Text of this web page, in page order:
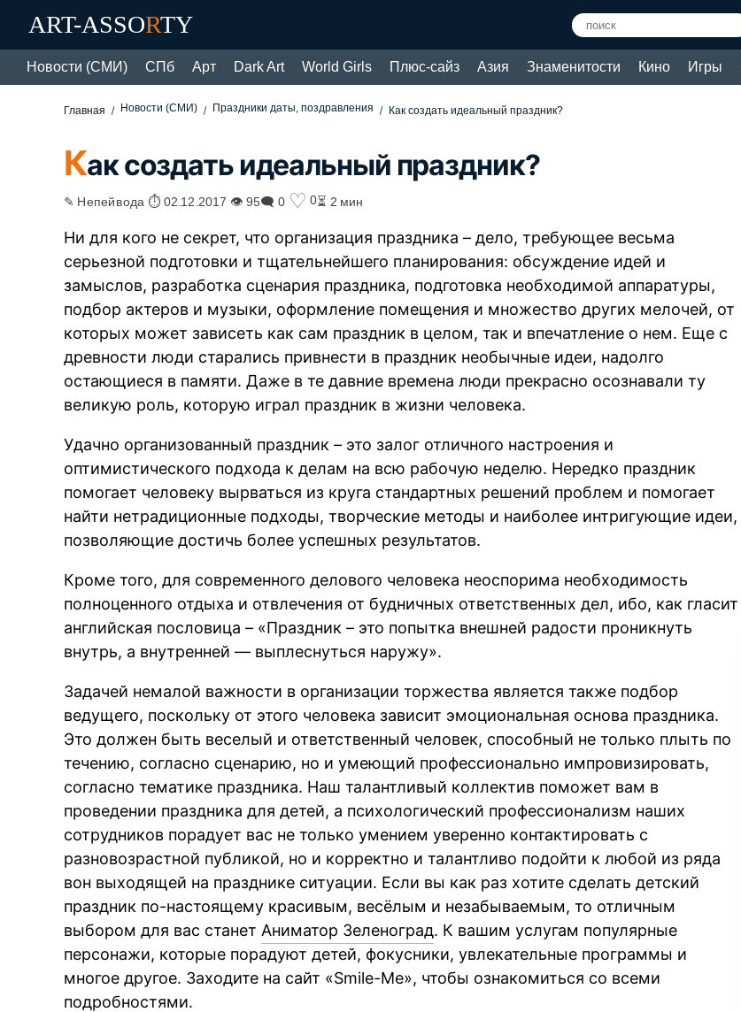
ART-ASSORTY
Новости (СМИ) СПб Арт Dark Art World Girls Плюс-сайз Азия Знаменитости Кино Игры
Главная Новости (СМИ) Праздники даты, поздравления Как создать идеальный праздник?
Как создать идеальный праздник?
✎ Непейвода ⏱ 02.12.2017 👁 95🗨 0 ♡ 0⏳ 2 мин
Ни для кого не секрет, что организация праздника – дело, требующее весьма
серьезной подготовки и тщательнейшего планирования: обсуждение идей и
замыслов, разработка сценария праздника, подготовка необходимой аппаратуры,
подбор актеров и музыки, оформление помещения и множество других мелочей, от
которых может зависеть как сам праздник в целом, так и впечатление о нем. Еще с
древности люди старались привнести в праздник необычные идеи, надолго
остающиеся в памяти. Даже в те давние времена люди прекрасно осознавали ту
великую роль, которую играл праздник в жизни человека.
Удачно организованный праздник – это залог отличного настроения и
оптимистического подхода к делам на всю рабочую неделю. Нередко праздник
помогает человеку вырваться из круга стандартных решений проблем и помогает
найти нетрадиционные подходы, творческие методы и наиболее интригующие идеи,
позволяющие достичь более успешных результатов.
Кроме того, для современного делового человека неоспорима необходимость
полноценного отдыха и отвлечения от будничных ответственных дел, ибо, как гласит
английская пословица – «Праздник – это попытка внешней радости проникнуть
внутрь, а внутренней — выплеснуться наружу».
Задачей немалой важности в организации торжества является также подбор
ведущего, поскольку от этого человека зависит эмоциональная основа праздника.
Это должен быть веселый и ответственный человек, способный не только плыть по
течению, согласно сценарию, но и умеющий профессионально импровизировать,
согласно тематике праздника. Наш талантливый коллектив поможет вам в
проведении праздника для детей, а психологический профессионализм наших
сотрудников порадует вас не только умением уверенно контактировать с
разновозрастной публикой, но и корректно и талантливо подойти к любой из ряда
вон выходящей на празднике ситуации. Если вы как раз хотите сделать детский
праздник по-настоящему красивым, весёлым и незабываемым, то отличным
выбором для вас станет Аниматор Зеленоград. К вашим услугам популярные
персонажи, которые порадуют детей, фокусники, увлекательные программы и
многое другое. Заходите на сайт «Smile-Me», чтобы ознакомиться со всеми
подробностями.